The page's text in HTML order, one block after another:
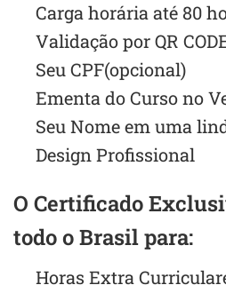
Carga horária até 80
Validação por QR
Seu CPF(opcional)
Ementa do Curso no
Seu Nome em uma
Design Profissional
O Certificado
todo o Brasil para:
Horas Extra